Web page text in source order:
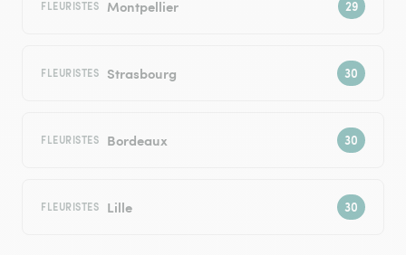
FLEURISTES Montpellier
FLEURISTES Strasbourg
FLEURISTES Bordeaux
FLEURISTES Lille